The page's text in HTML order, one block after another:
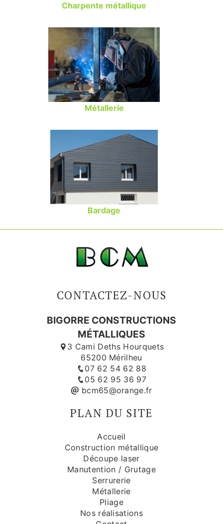
Charpente métallique
Métallerie
Bardage
CONTACTEZ-NOUS
BIGORRE CONSTRUCTIONS
MÉTALLIQUES
3 Cami Deths Hourquets
65200 Mérilheu
07 62 54 62 88
05 62 95 36 97
bcm65@orange.fr
PLAN DU SITE
Accueil
Construction métallique
Découpe laser
Manutention / Grutage
Serrurerie
Métallerie
Pliage
Nos réalisations